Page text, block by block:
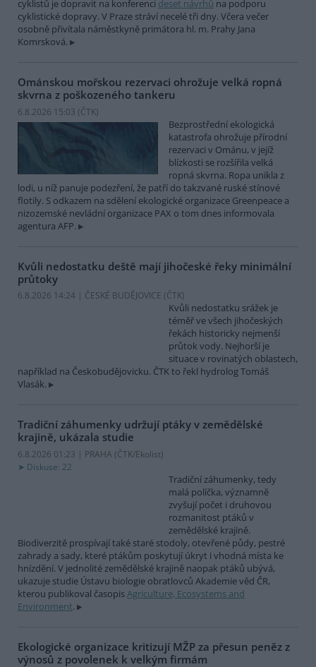
cyklistů je dopravit na konferenci deset návrhů na podporu
cyklistické dopravy. V Praze stráví necelé tři dny. Včera večer
osobně přivítala náměstkyně primátora hl. m. Prahy Jana
Komrsková.
Ománskou mořskou rezervaci ohrožuje velká ropná
skvrna z poškozeného tankeru
6.8.2026 15:03 (ČTK)
Bezprostřední ekologická
katastrofa ohrožuje přírodní
rezervaci v Ománu, v jejíž
blízkosti se rozšířila velká
ropná skvrna. Ropa unikla z
lodi, u níž panuje podezření, že patří do takzvané ruské stínové
flotily. S odkazem na sdělení ekologické organizace Greenpeace a
nizozemské nevládní organizace PAX o tom dnes informovala
agentura AFP.
Kvůli nedostatku deště mají jihočeské řeky minimální
průtoky
6.8.2026 14:24 | ČESKÉ BUDĚJOVICE (ČTK)
Kvůli nedostatku srážek je
téměř ve všech jihočeských
řekách historicky nejmenší
průtok vody. Nejhorší je
situace v rovinatých oblastech,
například na Českobudějovicku. ČTK to řekl hydrolog Tomáš
Vlasák.
Tradiční záhumenky udržují ptáky v zemědělské
krajině, ukázala studie
6.8.2026 01:23 | PRAHA (ČTK/Ekolist)
Diskuse: 22
Tradiční záhumenky, tedy
malá políčka, významně
zvyšují počet i druhovou
rozmanitost ptáků v
zemědělské krajině.
Biodiverzitě prospívají také staré stodoly, otevřené půdy, pestré
zahrady a sady, které ptákům poskytují úkryt i vhodná místa ke
hnízdění. V jednolité zemědělské krajině naopak ptáků ubývá,
ukazuje studie Ústavu biologie obratlovců Akademie věd ČR,
kterou publikoval časopisAgriculture, Ecosystems and
Environment.
Ekologické organizace kritizují MŽP za přesun peněz z
výnosů z povolenek k velkým firmám